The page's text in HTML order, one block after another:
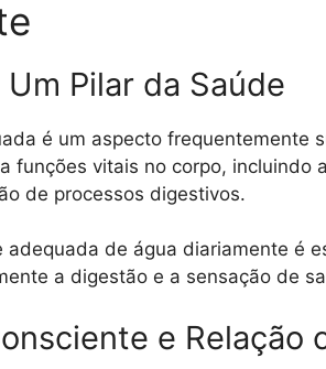
Pilar da Saúde
é um aspecto frequentemente
funções vitais no corpo, incluindo
de processos digestivos.
adequada de água diariamente é
a digestão e a sensação de
e Relação